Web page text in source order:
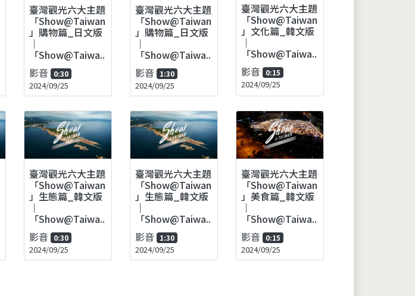
臺灣觀光六大主題
「Show@Taiwan
」購物篇_日文版
｜
「Show@Taiwa..
影音 0:30
2024/09/25
臺灣觀光六大主題
「Show@Taiwan
」購物篇_日文版
｜
「Show@Taiwa..
影音 1:30
2024/09/25
臺灣觀光六大主題
「Show@Taiwan
」文化篇_韓文版
｜
「Show@Taiwa..
影音 0:15
2024/09/25
臺灣觀光六大主題
「Show@Taiwan
」生態篇_韓文版
｜
「Show@Taiwa..
影音 0:30
2024/09/25
臺灣觀光六大主題
「Show@Taiwan
」生態篇_韓文版
｜
「Show@Taiwa..
影音 1:30
2024/09/25
臺灣觀光六大主題
「Show@Taiwan
」美食篇_韓文版
｜
「Show@Taiwa..
影音 0:15
2024/09/25